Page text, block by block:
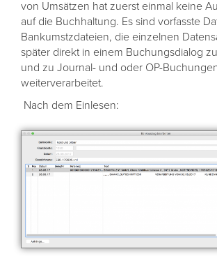
von Umsätzen hat zuerst einmal keine
auf die Buchhaltung. Es sind vorfasste
Bankumstzdateien, die einzelnen
später direkt in einem Buchungsdialog
und zu Journal- und oder OP-
weiterverarbeitet.
Nach dem Einlesen: